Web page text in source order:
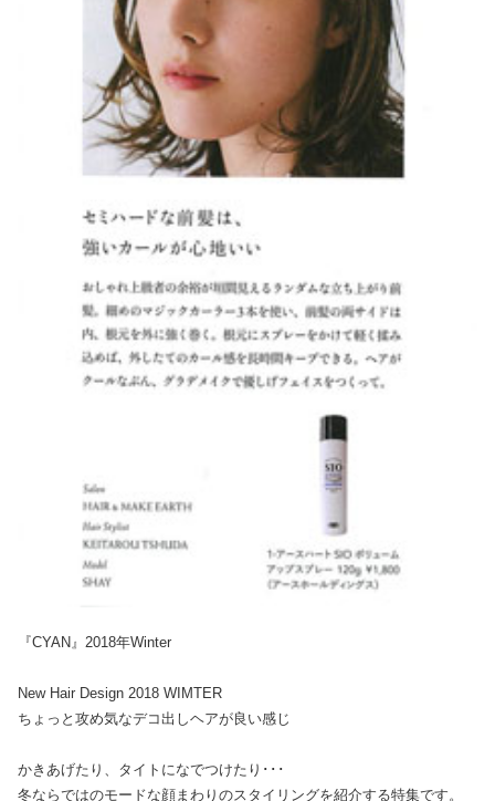
『CYAN』2018年Winter
New Hair Design 2018 WIMTER
ちょっと攻め気なデコ出しヘアが良い感じ
かきあげたり、タイトになでつけたり･･･
冬ならではのモードな顔まわりのスタイリングを紹介する特集です。